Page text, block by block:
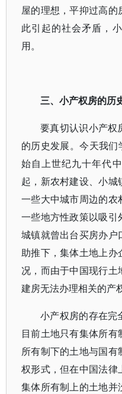
屋的理想，平抑过高
此引起的社会矛盾，
用。
三、小产权房的历
要真切认识小产权
的历史发展。今天我
始自上世纪九十年代
起，新农村建设、小城
一些大中城市周边的农
一些地方性政策以吸
城镇就曾出台买房办户
助推下，集体土地上
况，而由于中国现行
建房无法办理相关的产
小产权房的存在完
目前土地只有集体所
所有制下的土地与国
权形式，但在中国法律
集体所有制上的土地并